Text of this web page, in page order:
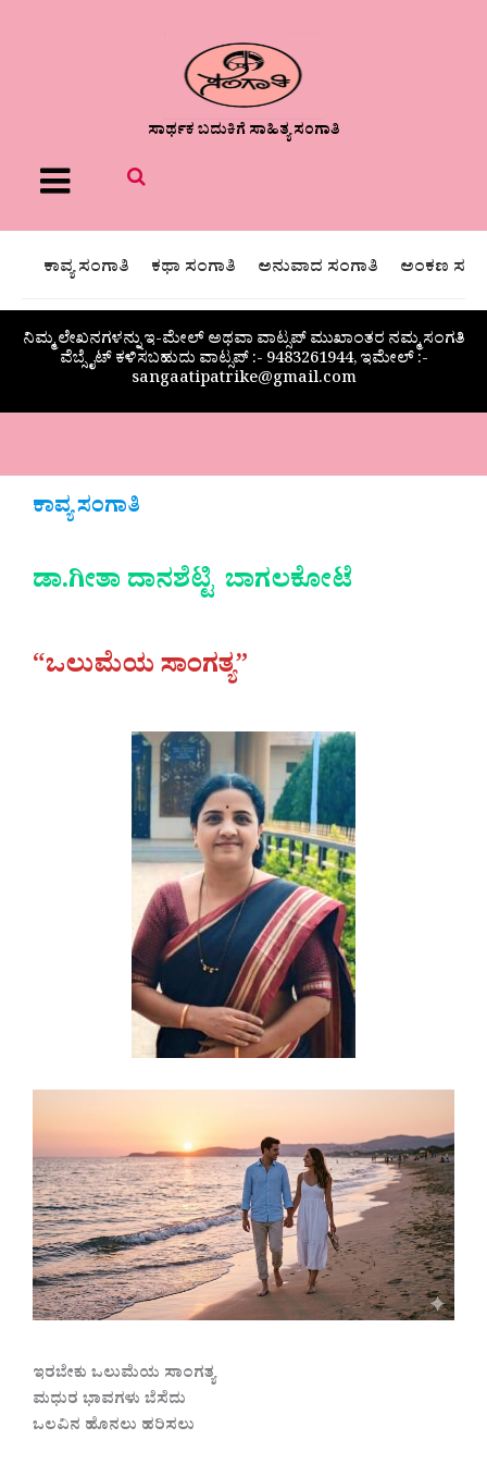
ಸಾರ್ಥಕ ಬದುಕಿಗೆ ಸಾಹಿತ್ಯ ಸಂಗಾತಿ
Menu
ಕಾವ್ಯ ಸಂಗಾತಿ ಕಥಾ ಸಂಗಾತಿ ಅನುವಾದ ಸಂಗಾತಿ ಅಂಕಣ
ನಿಮ್ಮ ಲೇಖನಗಳನ್ನು ಇ-ಮೇಲ್ ಅಥವಾ ವಾಟ್ಸಪ್ ಮುಖಾಂತರ ನಮ್ಮ ಸಂಗತಿ
ವೆಬ್ಸೈಟ್ ಕಳಿಸಬಹುದು ವಾಟ್ಸಪ್‌ :- 9483261944, ಇಮೇಲ್ :-
sangaatipatrike@gmail.com
ಕಾವ್ಯ ಸಂಗಾತಿ
ಡಾ.ಗೀತಾ ದಾನಶೆಟ್ಟಿ ಬಾಗಲಕೋಟೆ
“ಒಲುಮೆಯ ಸಾಂಗತ್ಯ”
ಇರಬೇಕು ಒಲುಮೆಯ ಸಾಂಗತ್ಯ
ಮಧುರ ಭಾವಗಳು ಬೆಸೆದು
ಒಲವಿನ ಹೊನಲು ಹರಿಸಲು